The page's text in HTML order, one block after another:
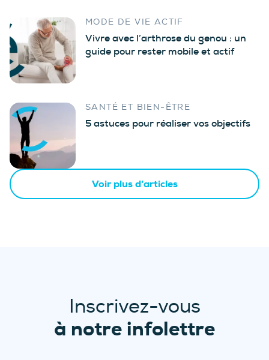
MODE DE VIE ACTIF
Vivre avec l’arthrose du genou : un
guide pour rester mobile et actif
SANTÉ ET BIEN-ÊTRE
5 astuces pour réaliser vos objectifs
Voir plus d’articles
Inscrivez-vous
à notre infolettre